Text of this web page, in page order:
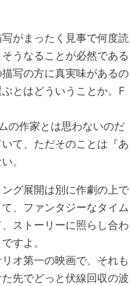
がまったく見事で何度読
うなることが必然である
写の方に真実味があるの
とはどういうことか。F
の作家とは思わないのだ
て、ただそのことは『あ
。
グ展開は別に作劇の上で
、ファンタジーなタイム
ストーリーに照らし合わ
すよ。
オ第一の映画で、それも
先でどっと伏線回収の波